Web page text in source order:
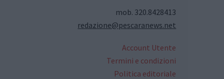
mob. 320.8428413
redazione@pescaranews.net
Account Utente
Termini e condizioni
Politica editoriale